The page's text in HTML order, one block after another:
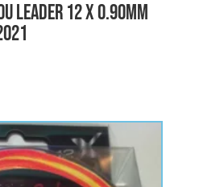
LEADER 12 X 0.90mm